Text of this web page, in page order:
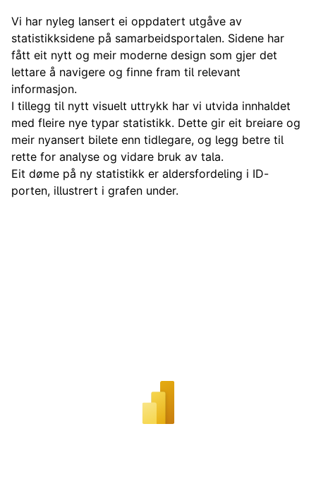
Vi har nyleg lansert ei oppdatert utgåve av
statistikksidene på samarbeidsportalen. Sidene har
fått eit nytt og meir moderne design som gjer det
lettare å navigere og finne fram til relevant
informasjon.
I tillegg til nytt visuelt uttrykk har vi utvida innhaldet
med fleire nye typar statistikk. Dette gir eit breiare og
meir nyansert bilete enn tidlegare, og legg betre til
rette for analyse og vidare bruk av tala.
Eit døme på ny statistikk er aldersfordeling i ID-
porten, illustrert i grafen under.